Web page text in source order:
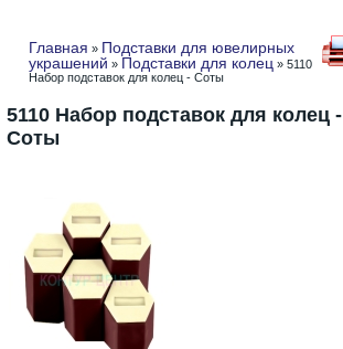
Главная » Подставки для ювелирных
украшений » Подставки для колец » 5110
Набор подставок для колец - Соты
5110 Набор подставок для колец -
Соты